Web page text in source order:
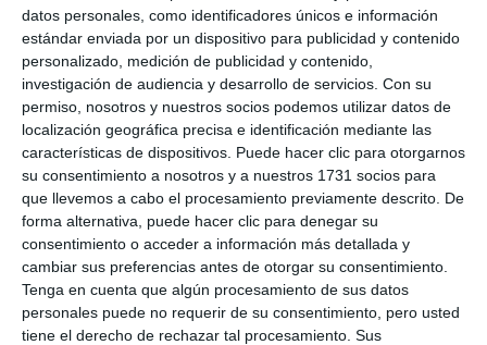
datos personales, como identificadores únicos e información
estándar enviada por un dispositivo para publicidad y contenido
personalizado, medición de publicidad y contenido,
investigación de audiencia y desarrollo de servicios. Con su
permiso, nosotros y nuestros socios podemos utilizar datos de
localización geográfica precisa e identificación mediante las
características de dispositivos. Puede hacer clic para otorgarnos
su consentimiento a nosotros y a nuestros 1731 socios para
que llevemos a cabo el procesamiento previamente descrito. De
forma alternativa, puede hacer clic para denegar su
consentimiento o acceder a información más detallada y
cambiar sus preferencias antes de otorgar su consentimiento.
Tenga en cuenta que algún procesamiento de sus datos
personales puede no requerir de su consentimiento, pero usted
tiene el derecho de rechazar tal procesamiento. Sus
“Me encanta que haya un festival con niños porque
realmente deben empezar desde pequeños a saber
estas cosas. En mi época no se hacía, ahora yo creo
que es una responsabilidad de todos tener que
hablar de eso y, sobre todo, concienciar a los niños”,
señaló Monia Antonioli.
El Festival Pradera Marina Viva se enmarca dentro
de un proyecto de conservación ambiental que
busca proteger y restaurar estos ecosistemas